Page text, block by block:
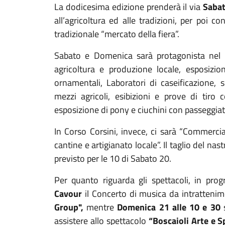
La dodicesima edizione prenderà il via
all’agricoltura ed alle tradizioni, per poi
tradizionale “mercato della fiera”.
Sabato e Domenica sarà protagonista
agricoltura e produzione locale,
ornamentali, Laboratori di caseificazione,
mezzi agricoli, esibizioni e prove di tiro
esposizione di pony e ciuchini con
In Corso Corsini, invece, ci sarà
cantine e artigianato locale”. Il taglio del
previsto per le 10 di Sabato 20.
Per quanto riguarda gli spettacoli, in
Cavour il Concerto di musica da
Group", mentre Domenica 21 alle 10 e 30
assistere allo spettacolo “Boscaioli Arte e